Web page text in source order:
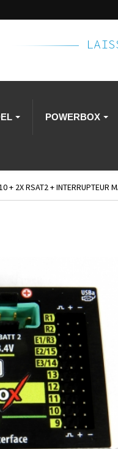
POWERBOX
+ 2X RSAT2 + INTERRUPTEUR